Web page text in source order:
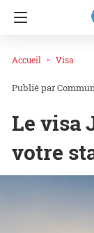
Accueil Visa
Le visa
votre